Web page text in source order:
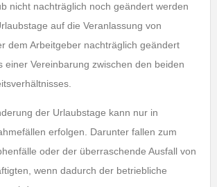
nicht nachträglich noch geändert werden
auf die Veranlassung von
dem Arbeitgeber nachträglich geändert
einer Vereinbarung zwischen den beiden
der Urlaubstage kann nur in
erfolgen. Darunter fallen zum
oder der überraschende Ausfall von
wenn dadurch der betriebliche